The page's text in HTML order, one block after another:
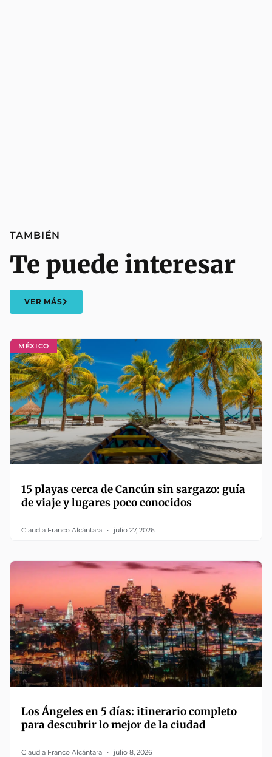
MÉXICO
15 playas cerca de Cancún sin sargazo: guía
de viaje y lugares poco conocidos
Claudia Franco Alcántara julio 27, 2026
Los Ángeles en 5 días: itinerario completo
para descubrir lo mejor de la ciudad
Claudia Franco Alcántara julio 8, 2026
TAMBIÉN
Te puede interesar
VER MÁS